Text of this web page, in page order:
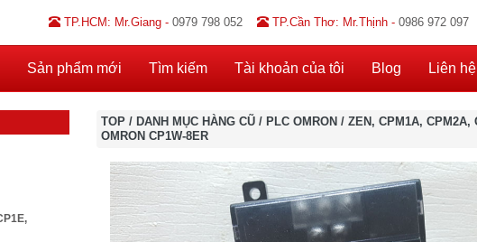
TP.HCM: Mr.Giang - 0979 798 052 TP.Cần Thơ: Mr.Thịnh - 0986 972 097
Sản phẩm mới Tìm kiếm Tài khoản của tôi Blog Liên hệ
TOP/ DANH MỤC HÀNG CŨ/ PLC OMRON / ZEN, CPM1A, CPM2A,
OMRON CP1W-8ER